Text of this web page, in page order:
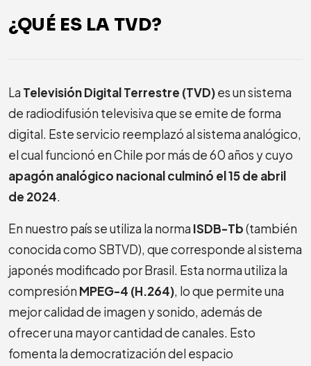
¿QUÉ ES LA TVD?
La Televisión Digital Terrestre (TVD)es un sistema
de radiodifusión televisiva que se emite de forma
digital. Este servicio reemplazó al sistema analógico,
el cual funcionó en Chile por más de 60 años y cuyo
apagón analógico nacional culminó el 15 de abril
de 2024.
En nuestro país se utiliza la norma ISDB-Tb(también
conocida como SBTVD), que corresponde al sistema
japonés modificado por Brasil. Esta norma utiliza la
compresión MPEG-4 (H.264), lo que permite una
mejor calidad de imagen y sonido, además de
ofrecer una mayor cantidad de canales. Esto
fomenta la democratización del espacio